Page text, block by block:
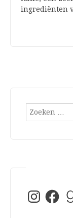
ingrediënten
Zoeken
Instagram